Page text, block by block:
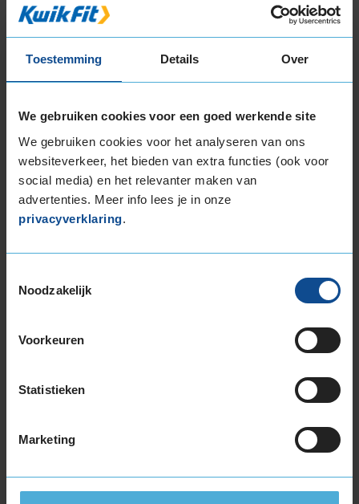
Toestemming Details Over
We gebruiken cookies voor een goed werkende site
We gebruiken cookies voor het analyseren van ons
websiteverkeer, het bieden van extra functies (ook voor
social media) en het relevanter maken van
advertenties. Meer info lees je in onze
privacyverklaring.
Noodzakelijk
Voorkeuren
Statistieken
Marketing
215/55R17 94H
215/65R17 99H
225/45R17 91H RUNFLAT
225/45R17 94H EXTRALOAD
225/45R17 94V EXTRALOAD
225/50R17 94H
225/50R17 94H RUNFLAT
225/50R17 98H EXTRALOAD
225/55R17 101V EXTRALOAD
225/55R17 97H
235/45R17 97V EXTRALOAD